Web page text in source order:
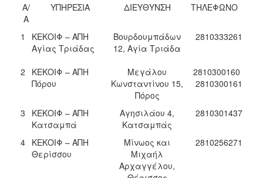
Α/
Α
ΥΠΗΡΕΣΙΑ ΔΙΕΥΘΥΝΣΗ ΤΗΛΕΦΩΝΟ
1
ΚΕΚΟΙΦ – ΑΠΗ
Αγίας Τριάδας
Βουρδουμπάδων
12, Αγία Τριάδα
2810333261
2
ΚΕΚΟΙΦ – ΑΠΗ
Πόρου
Μεγάλου
Κωνσταντίνου 15,
Πόρος
2810300160
2810300161
3
ΚΕΚΟΙΦ – ΑΠΗ
Κατσαμπά
Αγησιλάου 4,
Κατσαμπάς
2810301437
4 ΚΕΚΟΙΦ – ΑΠΗ
Θερίσσου
Μίνωος και
Μιχαήλ
Αρχαγγέλου,
2810256271